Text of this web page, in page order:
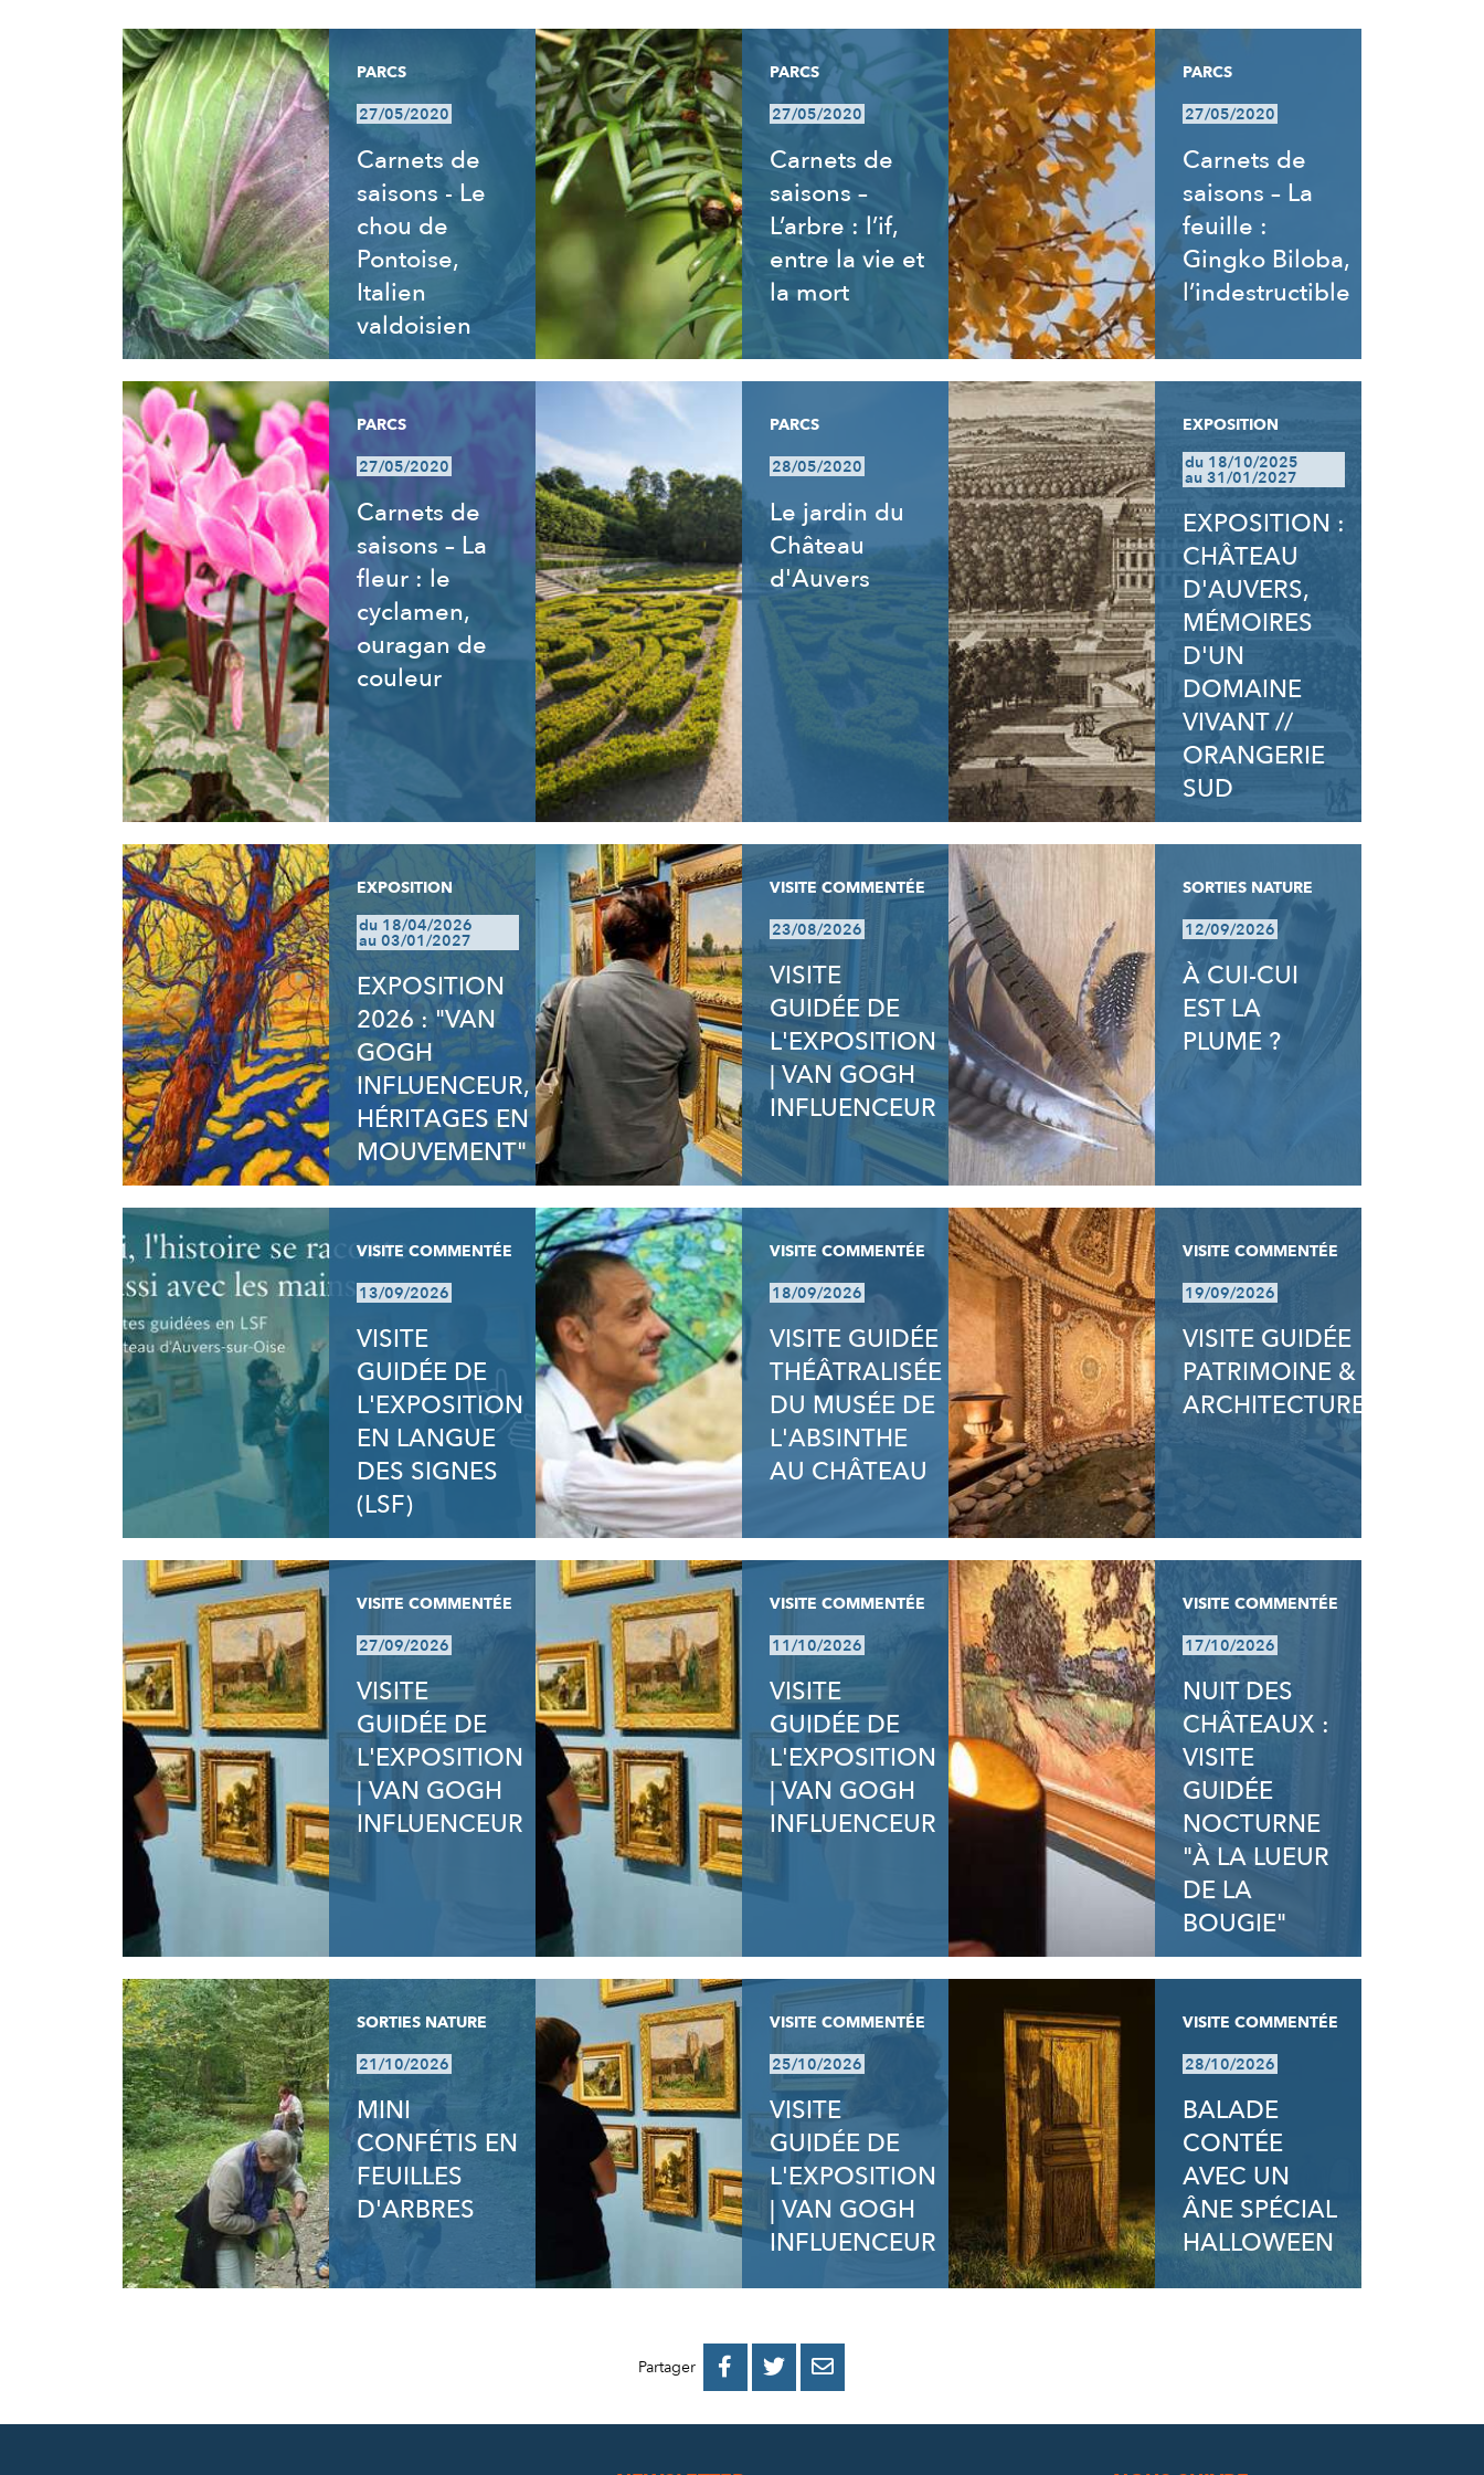
RÉSULTATS
PARCS
27/05/2020
Carnets de
saisons - Le
chou de
Pontoise,
Italien
valdoisien
PARCS
27/05/2020
Carnets de
saisons –
L’arbre : l’if,
entre la vie et
la mort
PARCS
27/05/2020
Carnets de
saisons – La
feuille :
Gingko Biloba,
l’indestructible
PARCS
27/05/2020
Carnets de
saisons – La
fleur : le
cyclamen,
ouragan de
couleur
PARCS
28/05/2020
Le jardin du
Château
d'Auvers
EXPOSITION
du 18/10/2025
au 31/01/2027
EXPOSITION :
CHÂTEAU
D'AUVERS,
MÉMOIRES
D'UN
DOMAINE
VIVANT //
ORANGERIE
SUD
EXPOSITION
du 18/04/2026
au 03/01/2027
EXPOSITION
2026 : "VAN
GOGH
INFLUENCEUR,
HÉRITAGES EN
MOUVEMENT"
VISITE COMMENTÉE
23/08/2026
VISITE
GUIDÉE DE
L'EXPOSITION
| VAN GOGH
INFLUENCEUR
SORTIES NATURE
12/09/2026
À CUI-CUI
EST LA
PLUME ?
VISITE COMMENTÉE
13/09/2026
VISITE
GUIDÉE DE
L'EXPOSITION
EN LANGUE
DES SIGNES
(LSF)
VISITE COMMENTÉE
18/09/2026
VISITE GUIDÉE
THÉÂTRALISÉE
DU MUSÉE DE
L'ABSINTHE
AU CHÂTEAU
VISITE COMMENTÉE
19/09/2026
VISITE GUIDÉE
PATRIMOINE &
ARCHITECTURE
VISITE COMMENTÉE
27/09/2026
VISITE
GUIDÉE DE
L'EXPOSITION
| VAN GOGH
INFLUENCEUR
VISITE COMMENTÉE
11/10/2026
VISITE
GUIDÉE DE
L'EXPOSITION
| VAN GOGH
INFLUENCEUR
VISITE COMMENTÉE
17/10/2026
NUIT DES
CHÂTEAUX :
VISITE
GUIDÉE
NOCTURNE
"À LA LUEUR
DE LA
BOUGIE"
SORTIES NATURE
21/10/2026
MINI
CONFÉTIS EN
FEUILLES
D'ARBRES
VISITE COMMENTÉE
25/10/2026
VISITE
GUIDÉE DE
L'EXPOSITION
| VAN GOGH
INFLUENCEUR
VISITE COMMENTÉE
28/10/2026
BALADE
CONTÉE
AVEC UN
ÂNE SPÉCIAL
HALLOWEEN
Partager 
PARTAGER
PARTAGER
PARTAGER